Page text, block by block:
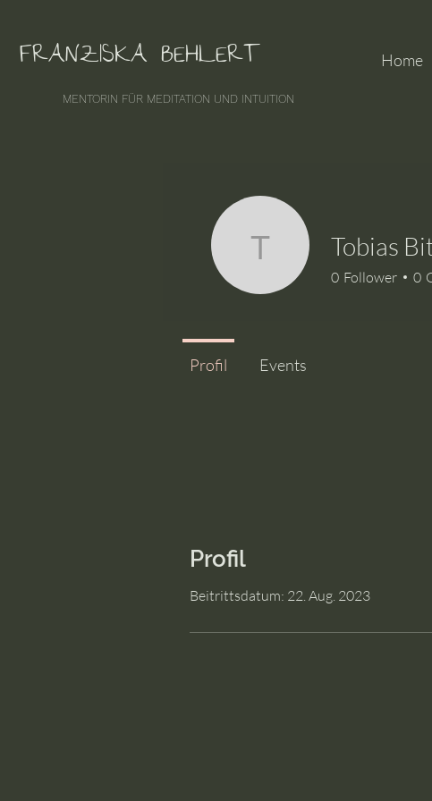
FRANZISKA BEHLERT
MENTORIN FÜR MEDITATION UND INTUITION
Home
Profil
Beitrittsdatum: 22. Aug. 2023
Tobias Bitzi
Tobias
0 Follower 0
Profil Events